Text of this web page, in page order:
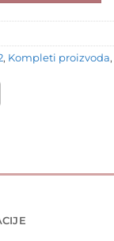
, Kompleti proizvoda,